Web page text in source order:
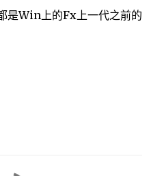
是Win上的Fx上一代之前的